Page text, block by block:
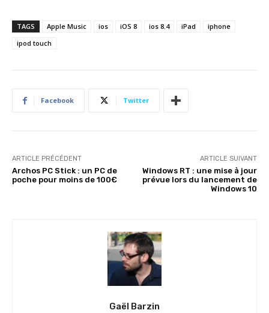
TAGS Apple Music ios iOS 8 ios 8.4 iPad
iphone
ipod touch
Facebook Twitter
ARTICLE PRÉCÉDENT
Archos PC Stick : un PC de
poche pour moins de 100€
ARTICLE SUIVANT
Windows RT : une mise à jour
prévue lors du lancement de
Windows 10
Gaël Barzin